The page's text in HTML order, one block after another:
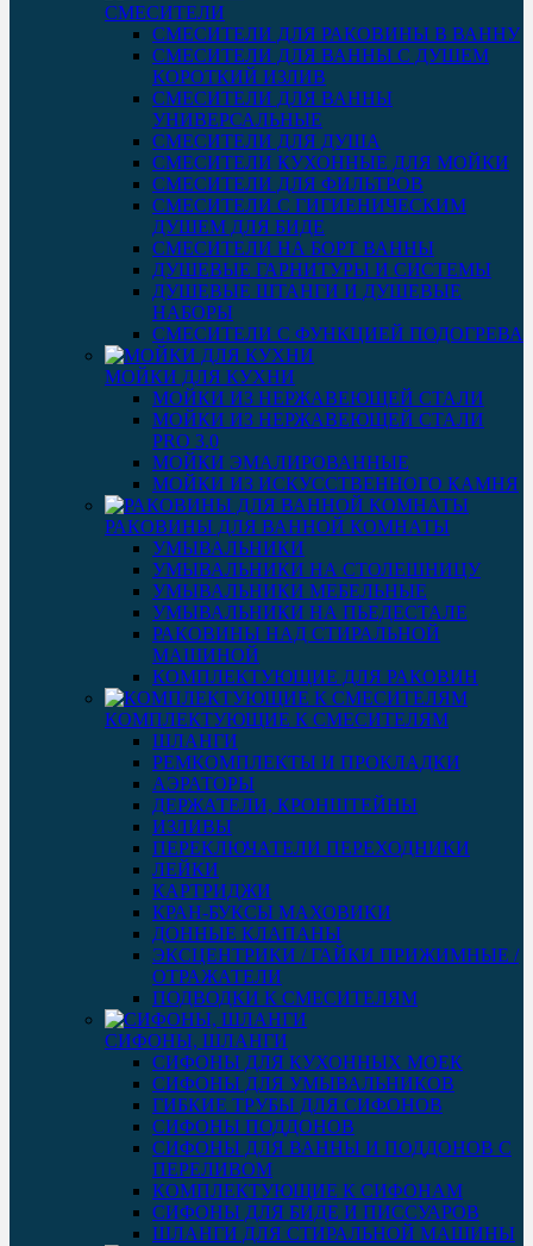
СМЕСИТЕЛИ
СМЕСИТЕЛИ ДЛЯ РАКОВИНЫ В ВАННУ
СМЕСИТЕЛИ ДЛЯ ВАННЫ С ДУШЕМ
КОРОТКИЙ ИЗЛИВ
СМЕСИТЕЛИ ДЛЯ ВАННЫ
УНИВЕРСАЛЬНЫЕ
СМЕСИТЕЛИ ДЛЯ ДУША
СМЕСИТЕЛИ КУХОННЫЕ ДЛЯ МОЙКИ
СМЕСИТЕЛИ ДЛЯ ФИЛЬТРОВ
СМЕСИТЕЛИ С ГИГИЕНИЧЕСКИМ
ДУШЕМ ДЛЯ БИДЕ
СМЕСИТЕЛИ НА БОРТ ВАННЫ
ДУШЕВЫЕ ГАРНИТУРЫ И СИСТЕМЫ
ДУШЕВЫЕ ШТАНГИ И ДУШЕВЫЕ
НАБОРЫ
СМЕСИТЕЛИ С ФУНКЦИЕЙ ПОДОГРЕВА
МОЙКИ ДЛЯ КУХНИ
МОЙКИ ИЗ НЕРЖАВЕЮЩЕЙ СТАЛИ
МОЙКИ ИЗ НЕРЖАВЕЮЩЕЙ СТАЛИ
PRO 3.0
МОЙКИ ЭМАЛИРОВАННЫЕ
МОЙКИ ИЗ ИСКУССТВЕННОГО КАМНЯ
РАКОВИНЫ ДЛЯ ВАННОЙ КОМНАТЫ
УМЫВАЛЬНИКИ
УМЫВАЛЬНИКИ НА СТОЛЕШНИЦУ
УМЫВАЛЬНИКИ МЕБЕЛЬНЫЕ
УМЫВАЛЬНИКИ НА ПЬЕДЕСТАЛЕ
РАКОВИНЫ НАД СТИРАЛЬНОЙ
МАШИНОЙ
КОМПЛЕКТУЮЩИЕ ДЛЯ РАКОВИН
КОМПЛЕКТУЮЩИЕ К СМЕСИТЕЛЯМ
ШЛАНГИ
РЕМКОМПЛЕКТЫ И ПРОКЛАДКИ
АЭРАТОРЫ
ДЕРЖАТЕЛИ, КРОНШТЕЙНЫ
ИЗЛИВЫ
ПЕРЕКЛЮЧАТЕЛИ ПЕРЕХОДНИКИ
ЛЕЙКИ
КАРТРИДЖИ
КРАН-БУКСЫ МАХОВИКИ
ДОННЫЕ КЛАПАНЫ
ЭКСЦЕНТРИКИ / ГАЙКИ ПРИЖИМНЫЕ /
ОТРАЖАТЕЛИ
ПОДВОДКИ К СМЕСИТЕЛЯМ
СИФОНЫ, ШЛАНГИ
СИФОНЫ ДЛЯ КУХОННЫХ МОЕК
СИФОНЫ ДЛЯ УМЫВАЛЬНИКОВ
ГИБКИЕ ТРУБЫ ДЛЯ СИФОНОВ
СИФОНЫ ПОДДОНОВ
СИФОНЫ ДЛЯ ВАННЫ И ПОДДОНОВ С
ПЕРЕЛИВОМ
КОМПЛЕКТУЮЩИЕ К СИФОНАМ
СИФОНЫ ДЛЯ БИДЕ И ПИССУАРОВ
ШЛАНГИ ДЛЯ СТИРАЛЬНОЙ МАШИНЫ